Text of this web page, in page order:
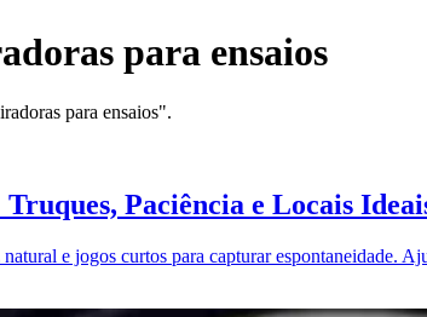
para ensaios
para ensaios".
Paciência e Locais
e jogos curtos para capturar espontaneidade.